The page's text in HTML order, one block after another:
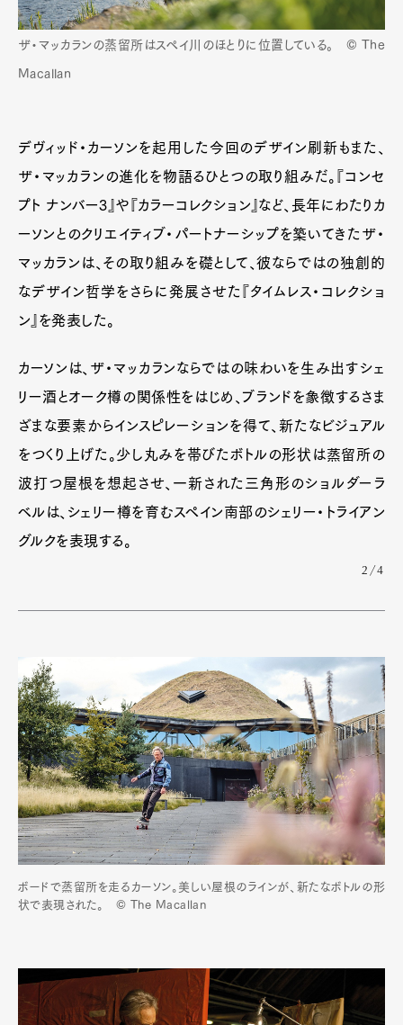
ザ・マッカランの蒸留所はスペイ川のほとりに位置している。 © The
Macallan
デヴィッド・カーソンを起用した今回のデザイン刷新もまた、
ザ・マッカランの進化を物語るひとつの取り組みだ。『コンセ
プト ナンバー3』や『カラーコレクション』など、長年にわたりカ
ーソンとのクリエイティブ・パートナーシップを築いてきたザ・
マッカランは、その取り組みを礎として、彼ならではの独創的
なデザイン哲学をさらに発展させた『タイムレス・コレクショ
ン』を発表した。
カーソンは、ザ・マッカランならではの味わいを生み出すシェ
リー酒とオーク樽の関係性をはじめ、ブランドを象徴するさま
ざまな要素からインスピレーションを得て、新たなビジュアル
をつくり上げた。少し丸みを帯びたボトルの形状は蒸留所の
波打つ屋根を想起させ、一新された三角形のショルダーラ
ベルは、シェリー樽を育むスペイン南部のシェリー・トライアン
グルクを表現する。
2/4
ボードで蒸留所を走るカーソン。美しい屋根のラインが、新たなボトルの形
状で表現された。 © The Macallan